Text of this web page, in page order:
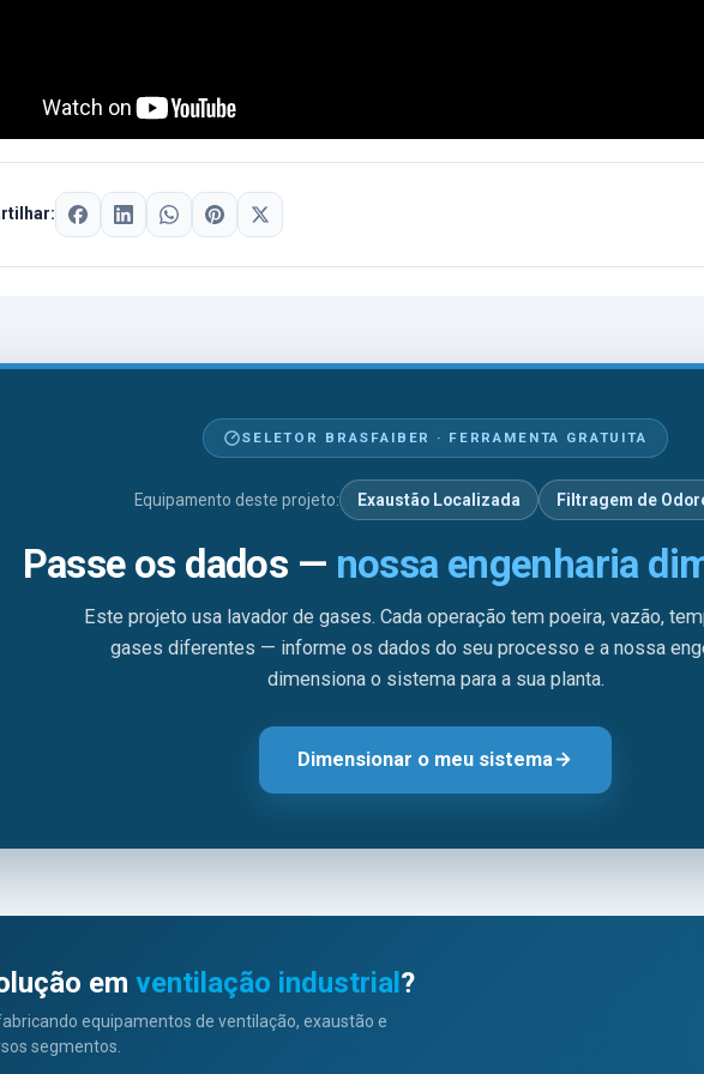
SELETOR BRASFAIBER · FERRAMENTA GRATUITA
Equipamento deste projeto: Exaustão Localizada Filtragem de
Passe os dados — nossa engenharia
Este projeto usa lavador de gases. Cada operação tem poeira, vazão,
gases diferentes — informe os dados do seu processo e a nossa
dimensiona o sistema para a sua planta.
Dimensionar o meu sistema
em ventilação industrial ?
equipamentos de ventilação, exaustão e
segmentos.